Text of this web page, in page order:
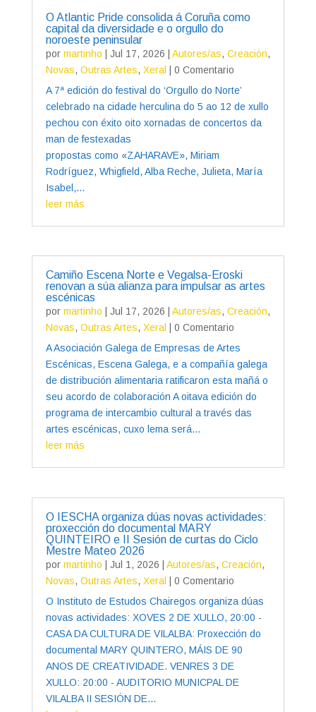
O Atlantic Pride consolida á Coruña como
capital da diversidade e o orgullo do
noroeste peninsular
por martinho Jul 17, 2026 Autores/as, Creación,
Novas, Outras Artes, Xeral
| 0 Comentario
A 7ª edición do festival do ‘Orgullo do Norte’
celebrado na cidade herculina do 5 ao 12 de xullo
pechou con éxito oito xornadas de concertos da
man de festexadas
propostas como «ZAHARAVE», Miriam
Rodríguez, Whigfield, Alba Reche, Julieta, María
Isabel,...
leer más
Camiño Escena Norte e Vegalsa-Eroski
renovan a súa alianza para impulsar as artes
escénicas
por martinho Jul 17, 2026 Autores/as, Creación,
Novas, Outras Artes, Xeral
| 0 Comentario
A Asociación Galega de Empresas de Artes
Escénicas, Escena Galega, e a compañía galega
de distribución alimentaria ratificaron esta mañá o
seu acordo de colaboración A oitava edición do
programa de intercambio cultural a través das
artes escénicas, cuxo lema será...
leer más
O IESCHA organiza dúas novas actividades:
proxección do documental MARY
QUINTEIRO e II Sesión de curtas do Ciclo
Mestre Mateo 2026
por martinho Jul 1, 2026 Autores/as, Creación,
Novas, Outras Artes, Xeral
| 0 Comentario
O Instituto de Estudos Chairegos organiza dúas
novas actividades: XOVES 2 DE XULLO, 20:00 -
CASA DA CULTURA DE VILALBA: Proxección do
documental MARY QUINTERO, MÁIS DE 90
ANOS DE CREATIVIDADE. VENRES 3 DE
XULLO: 20:00 - AUDITORIO MUNICPAL DE
VILALBA II SESIÓN DE...